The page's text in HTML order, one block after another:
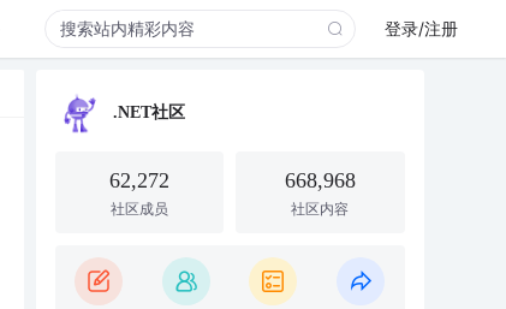
登录/注册
.NET社区
62,272
社区成员
668,968
社区内容